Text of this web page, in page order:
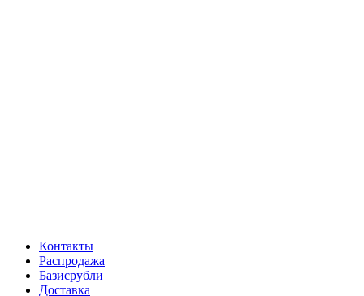
Контакты
Распродажа
Базисрубли
Доставка